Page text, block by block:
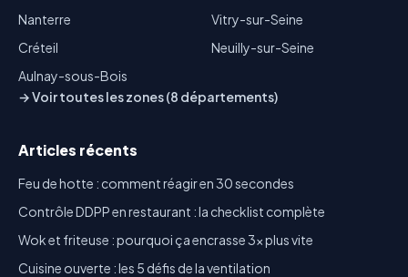
Nanterre
Créteil
Aulnay-sous-Bois
Vitry-sur-Seine
Neuilly-sur-Seine
→ Voir toutes les zones (8 départements)
Articles récents
Feu de hotte : comment réagir en 30 secondes
Contrôle DDPP en restaurant : la checklist complète
Wok et friteuse : pourquoi ça encrasse 3x plus vite
Cuisine ouverte : les 5 défis de la ventilation